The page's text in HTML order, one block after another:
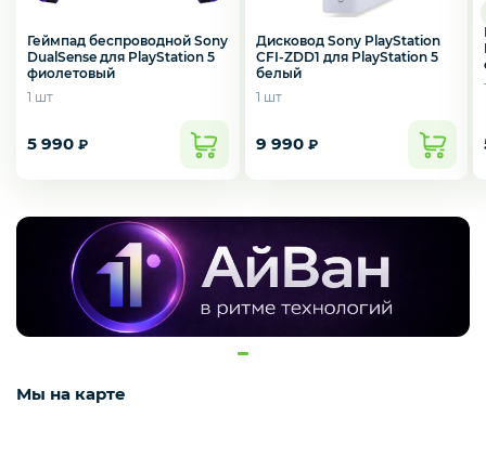
Геймпад беспроводной Sony
DualSense для PlayStation 5
фиолетовый
1 шт
5 990 ₽
Дисковод Sony PlayStation
CFI-ZDD1 для PlayStation 5
белый
1 шт
9 990 ₽
Мы на карте